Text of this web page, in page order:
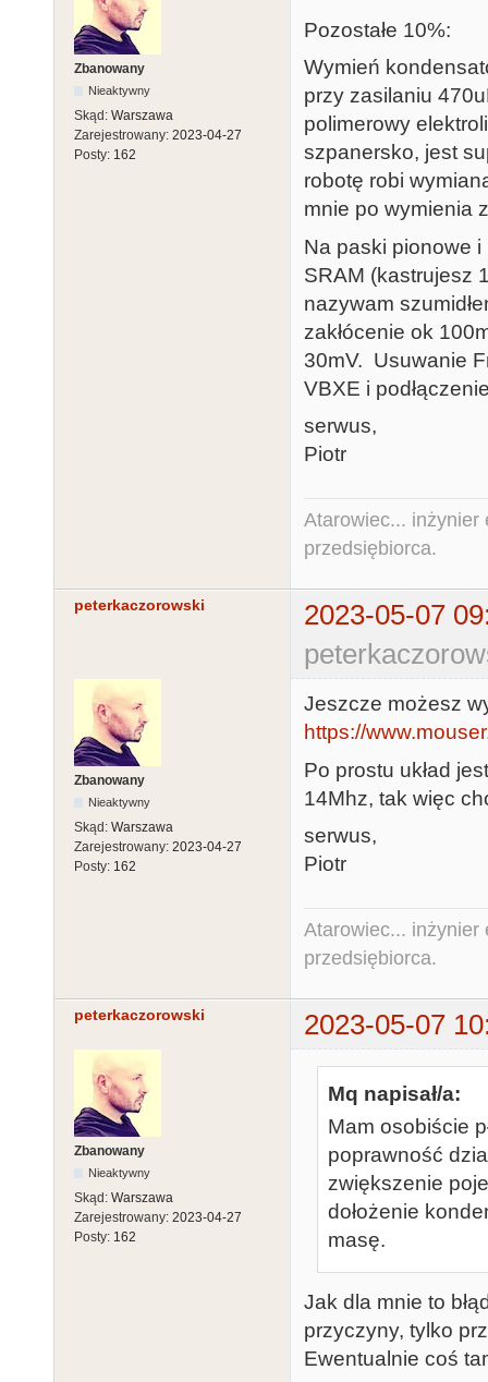
Zbanowany
Nieaktywny
Skąd: Warszawa
Zarejestrowany: 2023-04-27
Posty: 162
Pozostałe 10%:
Wymień
przy zasilaniu
polimerowy
szpanersko, jest
robotę robi
mnie po wymienia
Na paski pionowe i
SRAM (kastrujesz
nazywam
zakłócenie ok
30mV. Usuwanie
VBXE i
serwus,
Piotr
Atarowiec... inżynier
przedsiębiorca.
peterkaczorowski
2023-05-07
Zbanowany
Nieaktywny
Skąd: Warszawa
Zarejestrowany: 2023-04-27
Posty: 162
Jeszcze możesz
https://
Po prostu układ
14Mhz, tak więc
serwus,
Piotr
Atarowiec... inżynier
przedsiębiorca.
peterkaczorowski 2023-05-07
Zbanowany
Nieaktywny
Skąd: Warszawa
Zarejestrowany: 2023-04-27
Posty: 162
Mq napisał/a:
Mam osobiście
poprawność
zwiększenie
dołożenie
masę.
Jak dla mnie to
przyczyny, tylko
Ewentualnie coś